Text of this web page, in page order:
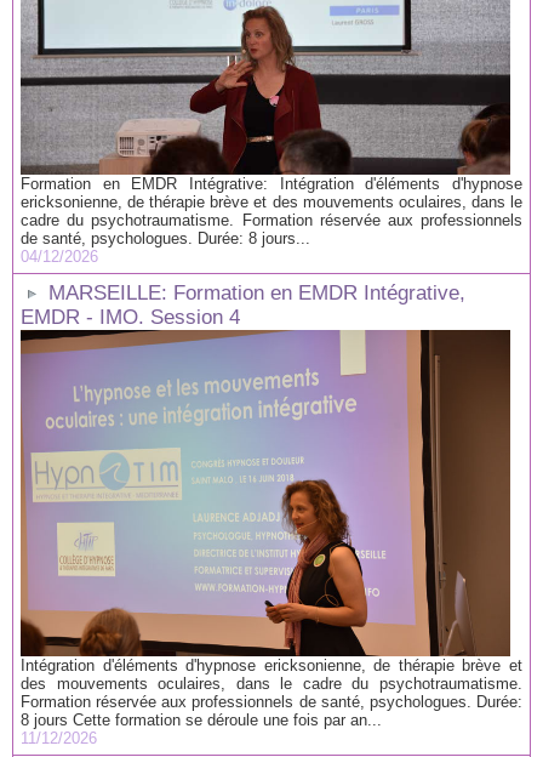
Formation en EMDR Intégrative: Intégration d'éléments d'hypnose
ericksonienne, de thérapie brève et des mouvements oculaires, dans le
cadre du psychotraumatisme. Formation réservée aux professionnels
de santé, psychologues. Durée: 8 jours...
04/12/2026
MARSEILLE: Formation en EMDR Intégrative,
EMDR - IMO. Session 4
Intégration d'éléments d'hypnose ericksonienne, de thérapie brève et
des mouvements oculaires, dans le cadre du psychotraumatisme.
Formation réservée aux professionnels de santé, psychologues. Durée:
8 jours Cette formation se déroule une fois par an...
11/12/2026